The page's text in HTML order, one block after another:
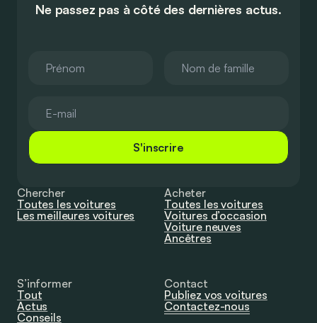
Ne passez pas à côté des dernières actus.
S'inscrire
Chercher
Toutes les voitures
Les meilleures voitures
Acheter
Toutes les voitures
Voitures d’occasion
Voiture neuves
Ancêtres
S’informer
Tout
Actus
Conseils
Contact
Publiez vos voitures
Contactez-nous